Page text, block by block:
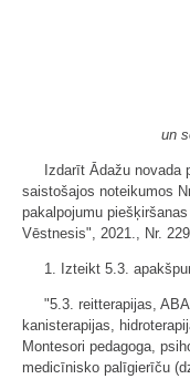
un
Izdarīt Ādažu novada
saistošajos noteikumos
pakalpojumu
Vēstnesis", 2021., Nr.
1. Izteikt 5.3.
"5.3. reitterapijas,
kanisterapijas,
Montesori pedagoga,
medicīnisko palīgierīču